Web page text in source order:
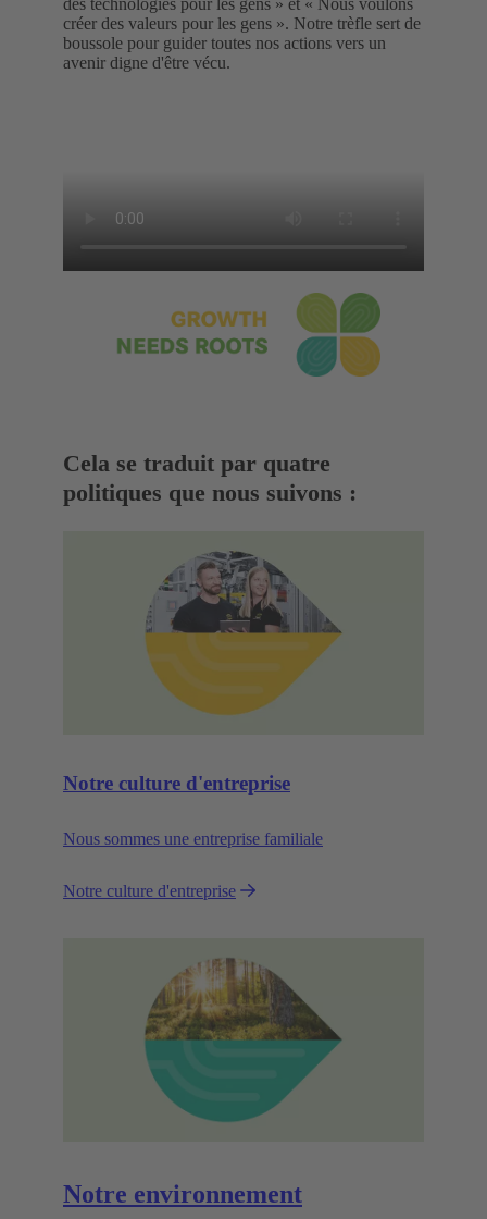
créer des valeurs pour les gens ». Notre trèfle sert de
boussole pour guider toutes nos actions vers un
avenir digne d'être vécu.
Cela se traduit par quatre
politiques que nous suivons :
Notre culture d'entreprise
Nous sommes une entreprise familiale
Notre culture d'entreprise
Notre environnement